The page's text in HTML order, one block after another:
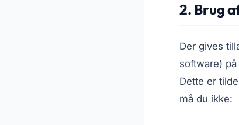
2. Brug
Der gives
software)
Dette er
må du ikke: